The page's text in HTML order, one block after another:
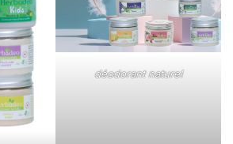
déodorant naturel